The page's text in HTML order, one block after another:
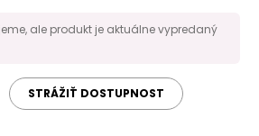
ale produkt je aktuálne vypredaný
STRÁŽIŤ DOSTUPNOST